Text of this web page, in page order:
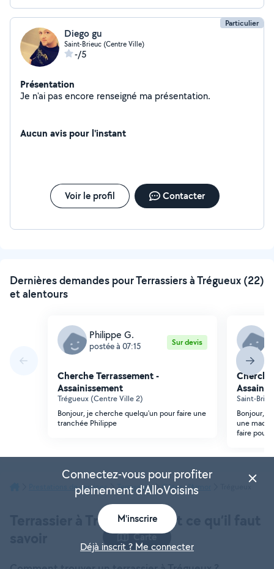
Particulier
Diego gu
Saint-Brieuc (Centre Ville)
-/5
Présentation
Je n'ai pas encore renseigné ma présentation.
Aucun avis pour l'instant
Voir le profil Contacter
Dernières demandes pour Terrassiers à Trégueux (22)
et alentours
Philippe G.
postée à 07:15 Sur devis
Cherche Terrassement -
Assainissement
Trégueux (Centre Ville 2)
Bonjour, je cherche quelqu'un pour faire une
tranchée Philippe
Saint-
Bonjour,
une
faire
Prestations de services Terrassiers Côtes-d'Armor
Terrassier à Trégueux : tout ce qu’il faut
Carte
Connectez-vous pour profiter
pleinement d'AlloVoisins
M'inscrire
Déjà inscrit ? Me connecter